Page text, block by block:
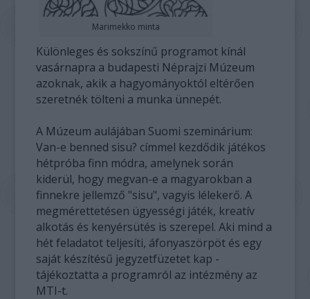
Marimekko minta
Különleges és sokszínű programot kínál
vasárnapra a budapesti Néprajzi Múzeum
azoknak, akik a hagyományoktól eltérően
szeretnék tölteni a munka ünnepét.
A Múzeum aulájában Suomi szeminárium:
Van-e benned sisu? címmel kezdődik játékos
hétpróba finn módra, amelynek során
kiderül, hogy megvan-e a magyarokban a
finnekre jellemző "sisu", vagyis lélekerő. A
megmérettetésen ügyességi játék, kreatív
alkotás és kenyérsütés is szerepel. Aki mind a
hét feladatot teljesíti, áfonyaszörpöt és egy
saját készítésű jegyzetfüzetet kap -
tájékoztatta a programról az intézmény az
MTI-t.